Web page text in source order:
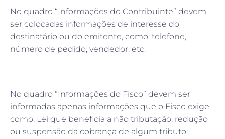
No quadro “Informações do Contribuinte” devem
ser colocadas informações de interesse do
destinatário ou do emitente, como: telefone,
número de pedido, vendedor, etc.
No quadro “Informações do Fisco” devem ser
informadas apenas informações que o Fisco exige,
como: Lei que beneficia a não tributação, redução
ou suspensão da cobrança de algum tributo;